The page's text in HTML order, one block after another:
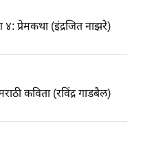
प्रेमकथा (इंद्रजित नाझरे)
कविता (रविंद्र गाडबैल)